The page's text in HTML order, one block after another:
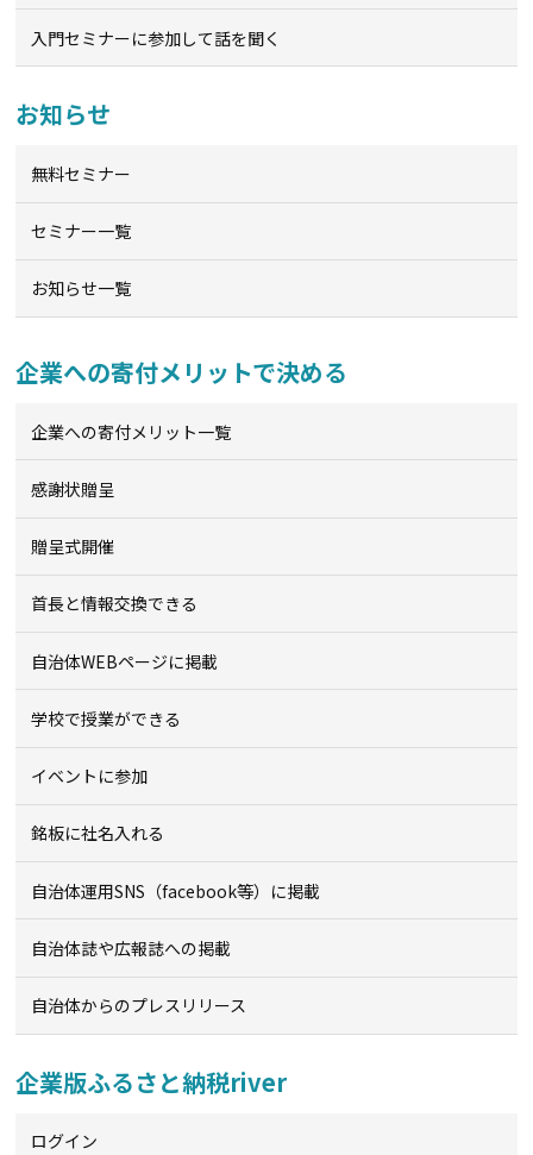
入門セミナーに参加して話を聞く
お知らせ
無料セミナー
セミナー一覧
お知らせ一覧
企業への寄付メリットで決める
企業への寄付メリット一覧
感謝状贈呈
贈呈式開催
首長と情報交換できる
自治体WEBページに掲載
学校で授業ができる
イベントに参加
銘板に社名入れる
自治体運用SNS（facebook等）に掲載
自治体誌や広報誌への掲載
自治体からのプレスリリース
企業版ふるさと納税river
ログイン